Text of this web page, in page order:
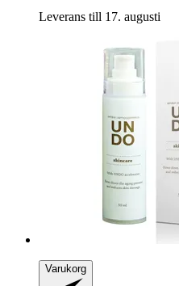
Leverans till 17. augusti
Varukorg